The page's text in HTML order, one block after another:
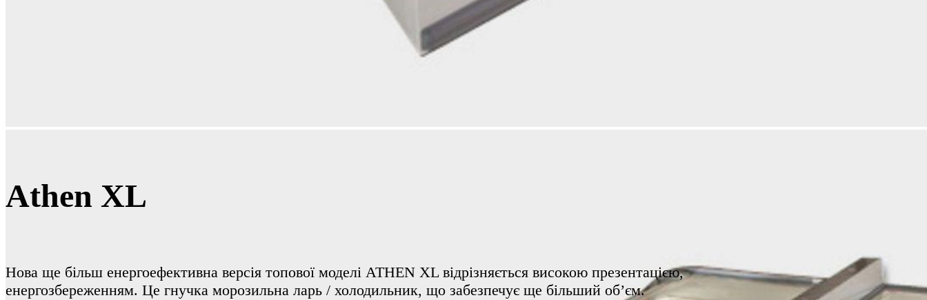
Athen XL
Нова ще більш енергоефективна версія топової моделі ATHEN XL відрізняється високою презентацією,
енергозбереженням. Це гнучка морозильна ларь / холодильник, що забезпечує ще більший об’єм.